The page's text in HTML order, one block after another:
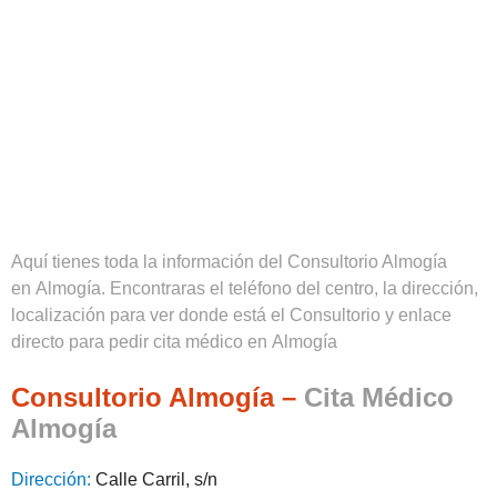
Aquí tienes toda la información del Consultorio Almogía
en Almogía. Encontraras el teléfono del centro, la dirección,
localización para ver donde está el Consultorio y enlace
directo para pedir cita médico en Almogía
Consultorio Almogía – Cita Médico
Almogía
Dirección: Calle Carril, s/n